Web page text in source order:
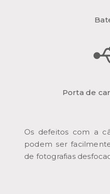
Porta de
Os defeitos com a
podem ser
de fotografias